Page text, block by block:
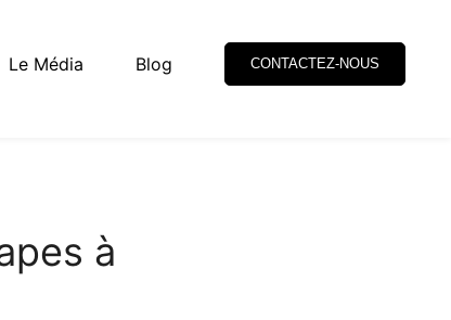
Le Média Blog CONTACTEZ-NOUS
à